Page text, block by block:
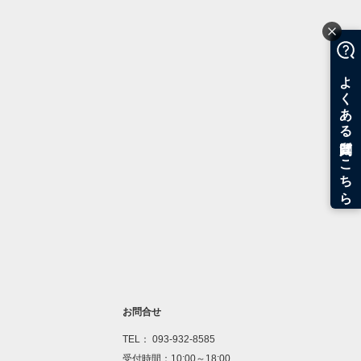
お問合せ
TEL： 093-932-8585
受付時間：10:00～18:00